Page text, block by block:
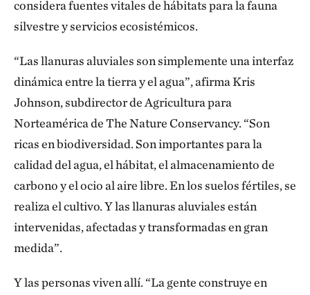
considera fuentes vitales de hábitats para la fauna
silvestre y servicios ecosistémicos.
“Las llanuras aluviales son simplemente una interfaz
dinámica entre la tierra y el agua”, afirma Kris
Johnson, subdirector de Agricultura para
Norteamérica de The Nature Conservancy. “Son
ricas en biodiversidad. Son importantes para la
calidad del agua, el hábitat, el almacenamiento de
carbono y el ocio al aire libre. En los suelos fértiles, se
realiza el cultivo. Y las llanuras aluviales están
intervenidas, afectadas y transformadas en gran
medida”.
Y las personas viven allí. “La gente construye en